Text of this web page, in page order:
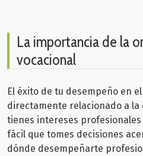
La importancia de la
vocacional
El éxito de tu desempeño en
directamente relacionado a la
tienes intereses
fácil que tomes decisiones
dónde desempeñarte